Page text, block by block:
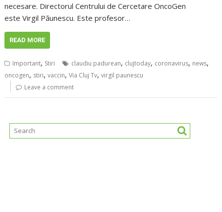
necesare. Directorul Centrului de Cercetare OncoGen
este Virgil Păunescu. Este profesor…
READ MORE
Important, Stiri claudiu padurean, clujtoday, coronavirus, news,
oncogen, stiri,vaccin,Via Cluj Tv,virgil paunescu
Leave a comment